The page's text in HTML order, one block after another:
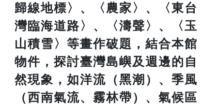
歸線地標〉、〈農家〉、〈東台
灣臨海道路〉、〈濤聲〉、〈玉
山積雪〉等畫作破題，結合本館
物件，探討臺灣島嶼及週邊的自
然現象，如洋流（黑潮）、季風
（西南氣流、霧林帶）、氣候區